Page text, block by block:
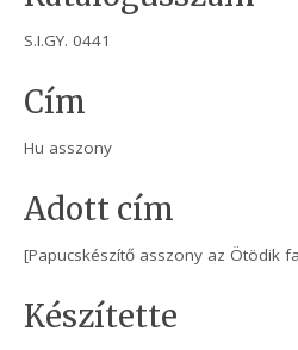
S.I.GY. 0441
Cím
Hu asszony
Adott cím
[Papucskészítő asszony az Ötödik
Készítette